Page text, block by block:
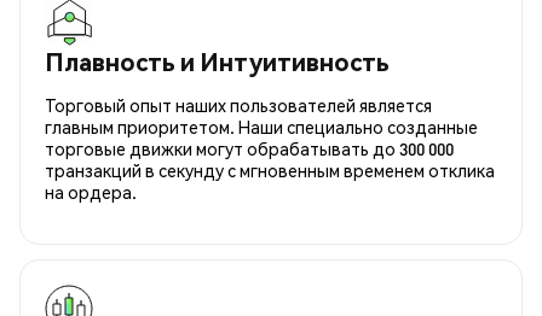
Плавность и Интуитивность
Торговый опыт наших пользователей является
главным приоритетом. Наши специально созданные
торговые движки могут обрабатывать до 300 000
транзакций в секунду с мгновенным временем отклика
на ордера.